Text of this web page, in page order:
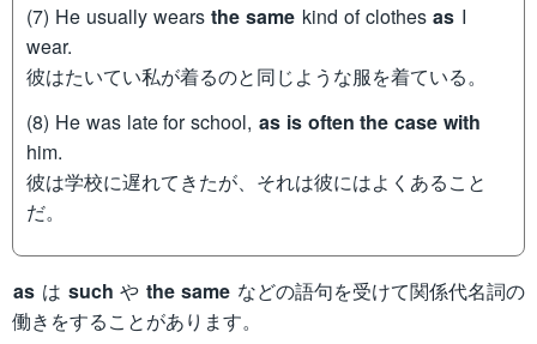
(7) He usually wears the same kind of clothes as I
wear.
彼はたいてい私が着るのと同じような服を着ている。
(8) He was late for school, as is often the case with
him.
彼は学校に遅れてきたが、それは彼にはよくあること
だ。
as は such や the same などの語句を受けて関係代名詞の
働きをすることがあります。